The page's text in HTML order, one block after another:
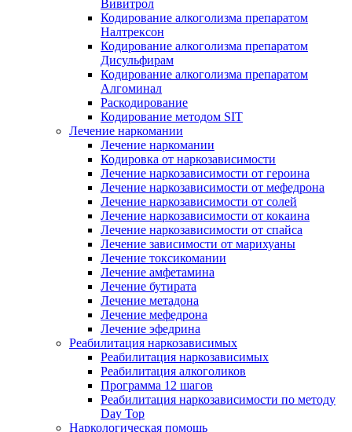
Вивитрол
Кодирование алкоголизма препаратом
Налтрексон
Кодирование алкоголизма препаратом
Дисульфирам
Кодирование алкоголизма препаратом
Алгоминал
Раскодирование
Кодирование методом SIT
Лечение наркомании
Лечение наркомании
Кодировка от наркозависимости
Лечение наркозависимости от героина
Лечение наркозависимости от мефедрона
Лечение наркозависимости от солей
Лечение наркозависимости от кокаина
Лечение наркозависимости от спайса
Лечение зависимости от марихуаны
Лечение токсикомании
Лечение амфетамина
Лечение бутирата
Лечение метадона
Лечение мефедрона
Лечение эфедрина
Реабилитация наркозависимых
Реабилитация наркозависимых
Реабилитация алкоголиков
Программа 12 шагов
Реабилитация наркозависимости по методу
Day Top
Наркологическая помощь